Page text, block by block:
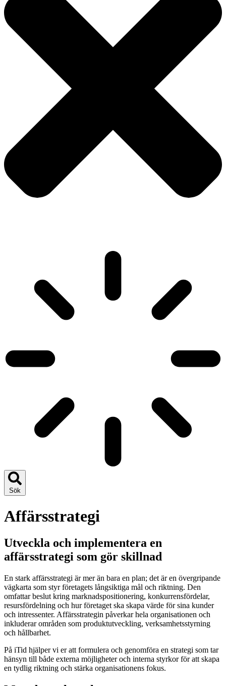
Sök
Affärsstrategi​​
Utveckla och implementera en
affärsstrategi som gör skillnad
En stark affärsstrategi är mer än bara en plan; det är en övergripande
vägkarta som styr företagets långsiktiga mål och riktning. Den
omfattar beslut kring marknadspositionering, konkurrensfördelar,
resursfördelning och hur företaget ska skapa värde för sina kunder
och intressenter. Affärsstrategin påverkar hela organisationen och
inkluderar områden som produktutveckling, verksamhetsstyrning
och hållbarhet.
På iTid hjälper vi er att formulera och genomföra en strategi som tar
hänsyn till både externa möjligheter och interna styrkor för att skapa
en tydlig riktning och stärka organisationens fokus.